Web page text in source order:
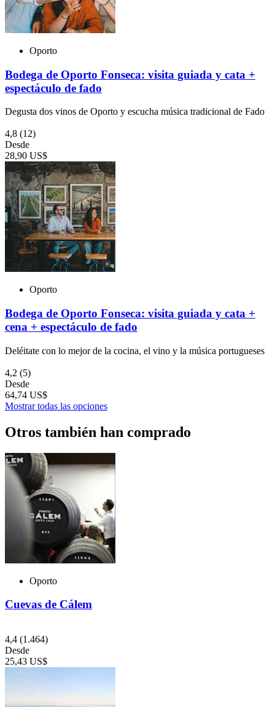
Oporto
Bodega de Oporto Fonseca: visita guiada y cata +
espectáculo de fado
Degusta dos vinos de Oporto y escucha música tradicional de Fado
4,8 (12)
Desde
28,90 US$
Oporto
Bodega de Oporto Fonseca: visita guiada y cata +
cena + espectáculo de fado
Deléitate con lo mejor de la cocina, el vino y la música portugueses
4,2 (5)
Desde
64,74 US$
Mostrar todas las opciones
Otros también han comprado
Oporto
Cuevas de Cálem
4,4 (1.464)
Desde
25,43 US$